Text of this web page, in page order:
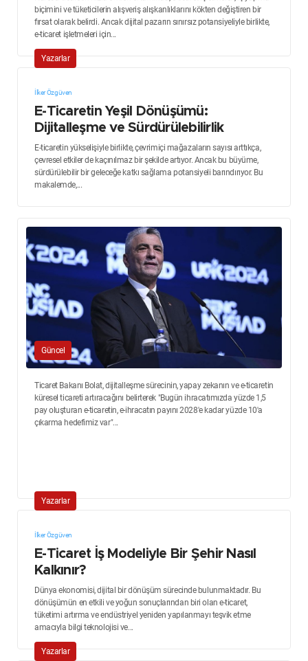
biçimini ve tüketicilerin alışveriş alışkanlıklarını kökten değiştiren bir
fırsat olarak belirdi. Ancak dijital pazarın sınırsız potansiyeliyle birlikte,
e-ticaret işletmeleri için...
Yazarlar
İlker Özgüven
E-Ticaretin Yeşil Dönüşümü:
Dijitalleşme ve Sürdürülebilirlik
E-ticaretin yükselişiyle birlikte, çevrimiçi mağazaların sayısı arttıkça,
çevresel etkiler de kaçınılmaz bir şekilde artıyor. Ancak bu büyüme,
sürdürülebilir bir geleceğe katkı sağlama potansiyeli barındırıyor. Bu
makalemde,...
Güncel
Ticaret Bakanı Bolat, dijitalleşme sürecinin, yapay zekanın ve e-ticaretin
küresel ticareti artıracağını belirterek "Bugün ihracatımızda yüzde 1,5
pay oluşturan e-ticaretin, e-ihracatın payını 2028'e kadar yüzde 10'a
çıkarma hedefimiz var"...
Yazarlar
İlker Özgüven
E-Ticaret İş Modeliyle Bir Şehir Nasıl
Kalkınır?
Dünya ekonomisi, dijital bir dönüşüm sürecinde bulunmaktadır. Bu
dönüşümün en etkili ve yoğun sonuçlarından biri olan e-ticaret,
tüketimi artırma ve endüstriyel yeniden yapılanmayı teşvik etme
amacıyla bilgi teknolojisi ve...
Yazarlar